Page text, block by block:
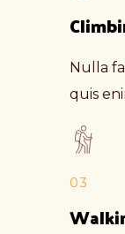
Nulla
quis
03